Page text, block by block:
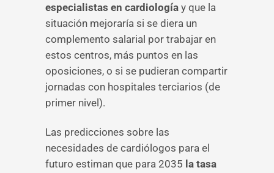
especialistas en cardiología y que la
situación mejoraría si se diera un
complemento salarial por trabajar en
estos centros, más puntos en las
oposiciones, o si se pudieran compartir
jornadas con hospitales terciarios (de
primer nivel).
Las predicciones sobre las
necesidades de cardiólogos para el
futuro estiman que para 2035 la tasa